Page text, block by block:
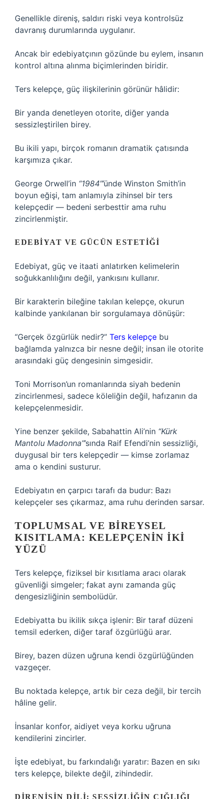
Genellikle direniş, saldırı riski veya kontrolsüz
davranış durumlarında uygulanır.
Ancak bir edebiyatçının gözünde bu eylem, insanın
kontrol altına alınma biçimlerinden biridir.
Ters kelepçe, güç ilişkilerinin görünür hâlidir:
Bir yanda denetleyen otorite, diğer yanda
sessizleştirilen birey.
Bu ikili yapı, birçok romanın dramatik çatısında
karşımıza çıkar.
George Orwell’in “1984”’ünde Winston Smith’in
boyun eğişi, tam anlamıyla zihinsel bir ters
kelepçedir — bedeni serbesttir ama ruhu
zincirlenmiştir.
EDEBIYAT VE GÜCÜN ESTETIĞI
Edebiyat, güç ve itaati anlatırken kelimelerin
soğukkanlılığını değil, yankısını kullanır.
Bir karakterin bileğine takılan kelepçe, okurun
kalbinde yankılanan bir sorgulamaya dönüşür:
“Gerçek özgürlük nedir?” Ters kelepçe bu
bağlamda yalnızca bir nesne değil; insan ile otorite
arasındaki güç dengesinin simgesidir.
Toni Morrison’un romanlarında siyah bedenin
zincirlenmesi, sadece köleliğin değil, hafızanın da
kelepçelenmesidir.
Yine benzer şekilde, Sabahattin Ali’nin “Kürk
Mantolu Madonna”’sında Raif Efendi’nin sessizliği,
duygusal bir ters kelepçedir — kimse zorlamaz
ama o kendini susturur.
Edebiyatın en çarpıcı tarafı da budur: Bazı
kelepçeler ses çıkarmaz, ama ruhu derinden sarsar.
TOPLUMSAL VE BIREYSEL
KISITLAMA: KELEPÇENIN İKI
YÜZÜ
Ters kelepçe, fiziksel bir kısıtlama aracı olarak
güvenliği simgeler; fakat aynı zamanda güç
dengesizliğinin sembolüdür.
Edebiyatta bu ikilik sıkça işlenir: Bir taraf düzeni
temsil ederken, diğer taraf özgürlüğü arar.
Birey, bazen düzen uğruna kendi özgürlüğünden
vazgeçer.
Bu noktada kelepçe, artık bir ceza değil, bir tercih
hâline gelir.
İnsanlar konfor, aidiyet veya korku uğruna
kendilerini zincirler.
İşte edebiyat, bu farkındalığı yaratır: Bazen en sıkı
ters kelepçe, bilekte değil, zihindedir.
DIRENIŞIN DILI: SESSIZLIĞIN ÇIĞLIĞI